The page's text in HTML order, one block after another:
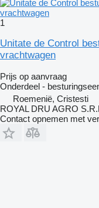
1
Unitate de Control
vrachtwagen
Prijs op aanvraag
Onderdeel -
Roemenië, Cristesti
ROYAL DRU AGRO
Contact opnemen met